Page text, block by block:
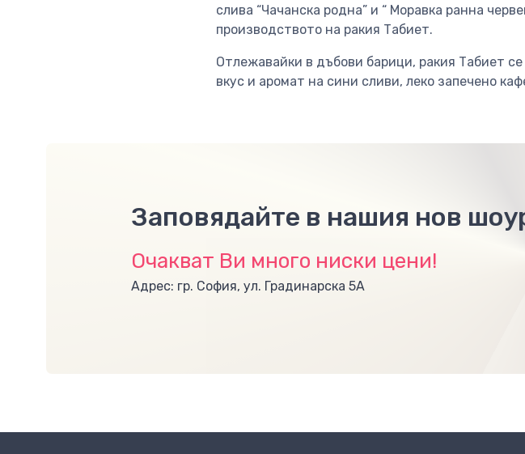
слива “Чачанска родна” и “ Моравка ранна
производството на ракия Табиет.
Отлежавайки в дъбови барици, ракия Табиет
вкус и аромат на сини сливи, леко запечено
Заповядайте в нашия нов
Очакват Ви много ниски цени!
Адрес: гр. София, ул. Градинарска 5А